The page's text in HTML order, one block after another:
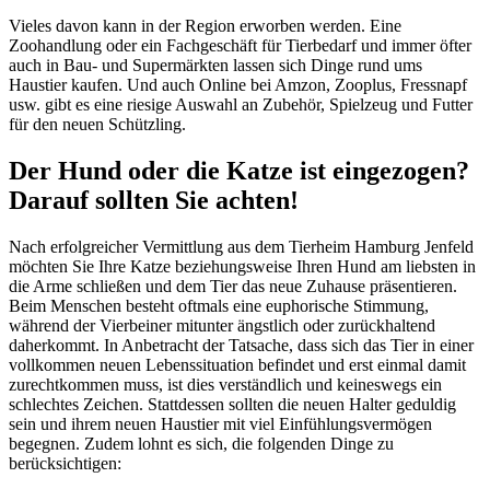
Vieles davon kann in der Region erworben werden. Eine
Zoohandlung oder ein Fachgeschäft für Tierbedarf und immer öfter
auch in Bau- und Supermärkten lassen sich Dinge rund ums
Haustier kaufen. Und auch Online bei Amzon, Zooplus, Fressnapf
usw. gibt es eine riesige Auswahl an Zubehör, Spielzeug und Futter
für den neuen Schützling.
Der Hund oder die Katze ist eingezogen?
Darauf sollten Sie achten!
Nach erfolgreicher Vermittlung aus dem Tierheim Hamburg Jenfeld
möchten Sie Ihre Katze beziehungsweise Ihren Hund am liebsten in
die Arme schließen und dem Tier das neue Zuhause präsentieren.
Beim Menschen besteht oftmals eine euphorische Stimmung,
während der Vierbeiner mitunter ängstlich oder zurückhaltend
daherkommt. In Anbetracht der Tatsache, dass sich das Tier in einer
vollkommen neuen Lebenssituation befindet und erst einmal damit
zurechtkommen muss, ist dies verständlich und keineswegs ein
schlechtes Zeichen. Stattdessen sollten die neuen Halter geduldig
sein und ihrem neuen Haustier mit viel Einfühlungsvermögen
begegnen. Zudem lohnt es sich, die folgenden Dinge zu
berücksichtigen: